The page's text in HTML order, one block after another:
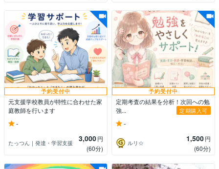
予約受付中
元支援学校教員が特性に合わせた家
庭教師を行います
-
たっつん｜発達・学習支援 3,000円
(60分)
予約受付中
定期考査の結果を分析！次回への勉
強...
定期購入可
-
ルリ☆ 1,500円
(60分)